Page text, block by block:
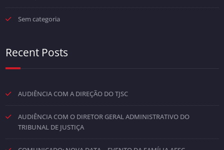
Sem categoria
Recent Posts
AUDIÊNCIA COM A DIREÇÃO DO TJSC
AUDIÊNCIA COM O DIRETOR GERAL ADMINISTRATIVO DO
TRIBUNAL DE JUSTIÇA